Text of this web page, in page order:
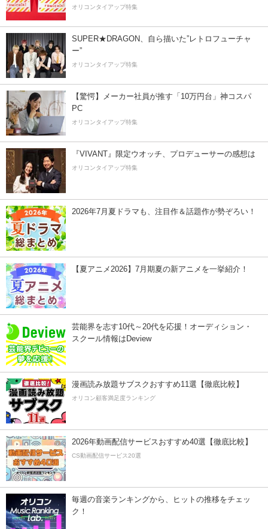
オリコンタイアップ特集
SUPER★DRAGON、自ら描いた”レトロフューチャ
ー”
オリコンタイアップ特集
【驚愕】メーカー社員が推す「10万円台」神コスパ
PC
オリコンタイアップ特集
『VIVANT』限定ウオッチ、プロデューサーの感想は
オリコンタイアップ特集
2026年7月夏ドラマも、注目作＆話題作が勢ぞろい！
【夏アニメ2026】7月期夏の新アニメを一挙紹介！
芸能界を志す10代～20代を応援！オーディション・
スクール情報はDeview
漫画読み放題サブスクおすすめ11選【徹底比較】
オリコン顧客満足度ランキング
2026年動画配信サービスおすすめ40選【徹底比較】
CS動画配信サービス20選
毎週の音楽ランキングから、ヒットの推移をチェッ
ク！